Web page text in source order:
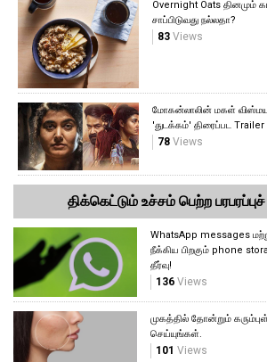
Overnight Oats தினமும்
சாப்பிடுவது நல்லதா?
83Views
மோகன்லாலின் மகள்
'துடக்கம்' திரைப்பட Trailer
78Views
திக்கெட்டும் உச்சம் பெற்ற
WhatsApp messages
நீக்கிய பிறகும் phone
தீர்வு!
136 Views
முகத்தில் தோன்றும்
செய்யுங்கள்.
101 Views